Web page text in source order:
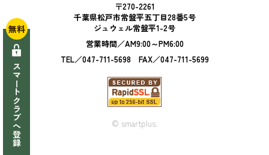
〒270-2261
千葉県松戸市常盤平五丁目28番5号
ジュウェル常盤平1-2号
営業時間／AM9:00～PM6:00
TEL／047-711-5698 FAX／047-711-5699
© smartplus.
無料
スマートクラブへ登録